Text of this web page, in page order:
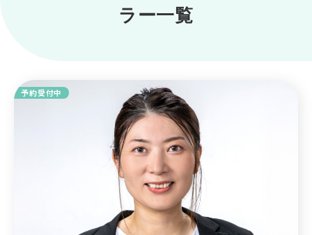
ラー一覧
予約受付中